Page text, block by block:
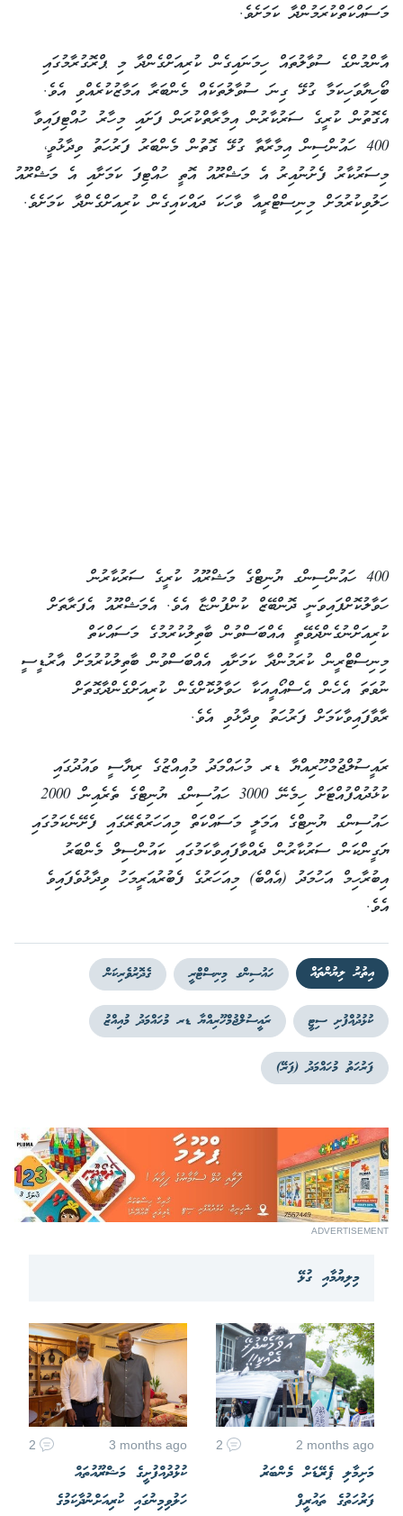
މަސައްކަތްކުރަމުންދާ ކަމަށެވެ.
އާންމުންގެ ސުވާލުތައް ހިމަނައިގެން ކުރިއަށްގެންދާ މި ޕްރޮގުރާމުގައި
ބޯހިޔާވަހިކަމާ ގުޅޭ ގިނަ ސުވާލުތަކެއް މެންބަރާ އަމާޒުކުރެއްވި އެވެ.
އެގޮތުން ކުރީގެ ސަރުކާރުން އިމާރާތްކުރަން ފަށައި މިހާރު ހުއްޓިފައިވާ
400 ހައުންސިން އިމާރާތާ ގުޅޭ ގޮތުން މެންބަރު ފަރުހަތު ވިދާޅުވީ،
މިސަރުކާރު ފެށުނުއިރު އެ މަޝްރޫއު އޮތީ ހުއްޓިފަ ކަމަށާއި އެ މަޝްރޫއު
ހަލުވިކުރުމަށް މިނިސްޓްރީއާ ވާހަކަ ދައްކައިގެން ކުރިއަށްގެންދާ ކަމަށެވެ.
400 ހައުންސިންގ ޔުނިޓްގެ މަޝްރޫއު ކުރީގެ ސަރުކާރުން
ހަވާލުކޮށްފައިވަނީ ދޮންބޭޒް ކުންފުންޏާ އެވެ. އެމަޝްރޫއު އެފަރާތަށް
ކުރިއަށްނުގެންދެވޭތީ އެއްބަސްވުން ބާތިލުކުރުމުގެ މަސައްކަތް
މިނިސްޓްރީން ކުރަމުންދާ ކަމަށާއި އެއްބަސްވުން ބާތިލުކުރުމަށް އާރުޑީސީ
ނުވަތަ އެހެން އެސްއޯއީއަކާ ހަވާލުކޮށްގެން ކުރިއަށްގެންދާގޮތަށް
ރާވާފައިވާކަމަށް ފަރުހަތު ވިދާޅުވި އެވެ.
ރައީސުލްޖުމްހޫރިއްޔާ ޑރ މުހައްމަދު މުއިއްޒުގެ ރިޔާސީ ވައުދުގައި
ކުޅުދުއްފުއްޓަށް ހިމެނޭ 3000 ހައުސިންގ ޔުނިޓްގެ ތެރެއިން 2000
ހައުސިންގ ޔުނިޓްގެ އަމަލީ މަސައްކަތް މިއަހަރުތެރޭގައި ފެށޭނެކަމުގައި
ޔަގީންކަން ސަރުކާރުން ދެއްވާފައިވާކަމުގައި ކައުންސިލް މެންބަރު
އިބުރާހިމް އަހުމަދު (އެއްބެ) މިއަހަރުގެ ފެބުރުއަރީމަހު ވިދާޅުވެފައިވެ
އެވެ.
އިތުރު ލިޔުންތައް ހައުސިންގ މިނިސްޓްރީ ގެދޮރުވެރިކަން
ކުޅުދުއްފުށި ސިޓީ ރައީސުލްޖުމްހޫރިއްޔާ ޑރ މުހައްމަދު މުއިއްޒު
ފަރުހަތު މުހައްމަދު (ފަރޭ)
ADVERTISEMENT
މިލިޔުމާއި ގުޅޭ
2 months ago
2
މަށިމާލި ޕެރޭޑަށް މެންބަރު
ފަރުހަތުގެ ތައުރީފް
3 months ago
2
ކުޅުދުއްފުށީގެ މަޝްރޫއުތައް
ހަލުވިމިނުގައި ކުރިއަށްނުދާކަމުގެ